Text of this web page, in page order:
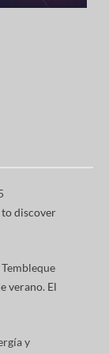
discover
verano. El
y